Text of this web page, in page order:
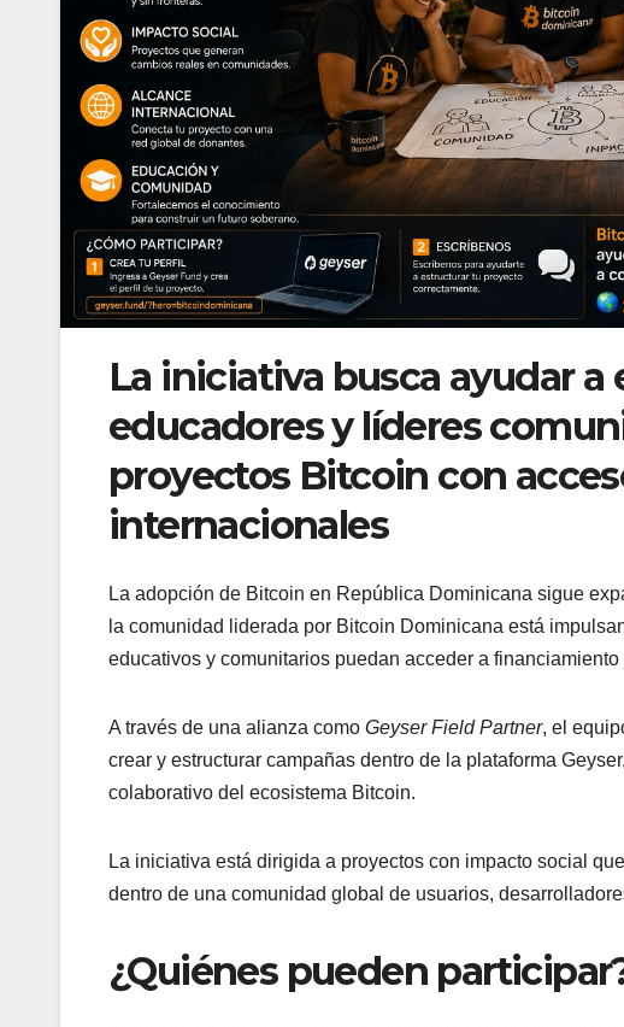
La iniciativa busca ayudar
educadores y líderes
proyectos Bitcoin con
internacionales
La adopción de Bitcoin en República Dominicana sigue
la comunidad liderada por Bitcoin Dominicana está
educativos y comunitarios puedan acceder a
A través de una alianza como Geyser Field Partner, el
crear y estructurar campañas dentro de la plataforma
colaborativo del ecosistema Bitcoin.
La iniciativa está dirigida a proyectos con impacto social
dentro de una comunidad global de usuarios,
¿Quiénes pueden